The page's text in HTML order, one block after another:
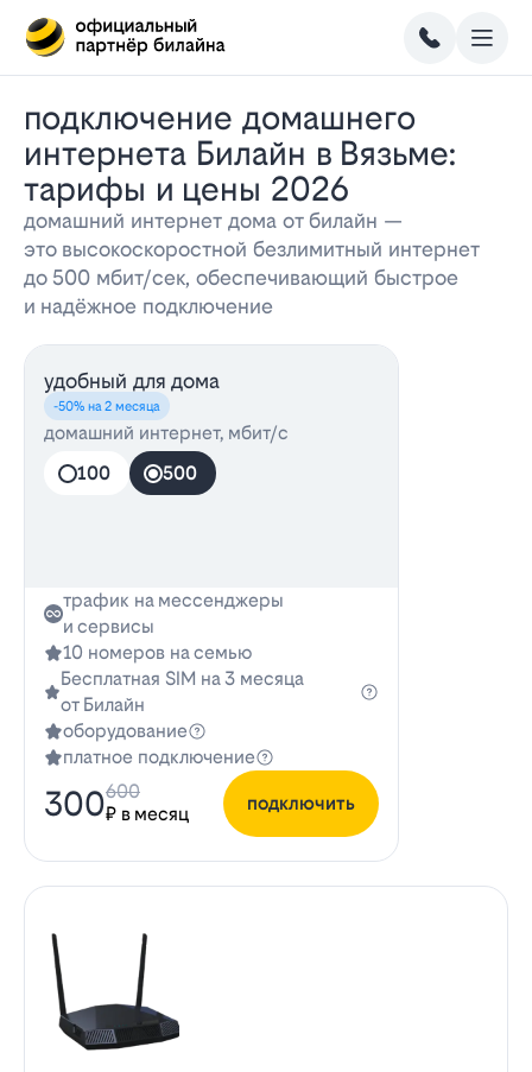
Подключение домашнего
интернета Билайн в Вязьме:
тарифы и цены 2026
домашний интернет дома от билайн —
это высокоскоростной безлимитный интернет
до 500 мбит/сек, обеспечивающий быстрое
и надёжное подключение
удобный для дома
-50% на 2 месяца
домашний интернет, мбит/с
100
500
трафик на мессенджеры
и сервисы
10 номеров на семью
Бесплатная SIM на 3 месяца
от Билайн
оборудование
платное подключение
300₽ в месяц
600
подключить